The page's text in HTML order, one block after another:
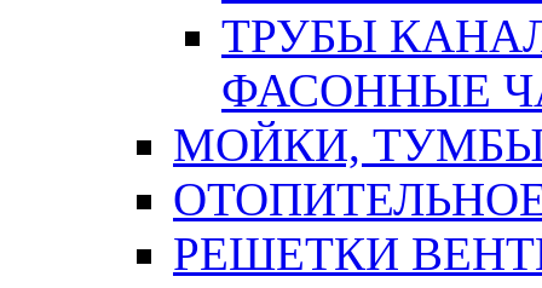
ТРУБЫ
ФАСОННЫЕ
МОЙКИ,
РЕШЕТКИ